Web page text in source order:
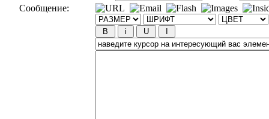
Сообщение: